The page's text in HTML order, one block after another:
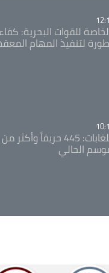
للقوات البحرية:
لتنفيذ المهام
الحالي